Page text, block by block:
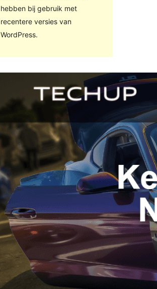
hebben bij gebruik met
recentere versies van
WordPress.